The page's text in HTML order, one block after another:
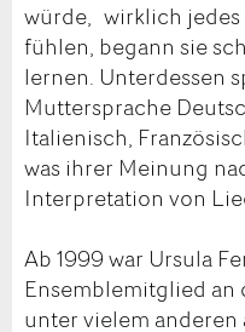
würde, wirklich jedes
fühlen, begann sie
lernen. Unterdessen
Muttersprache
Italienisch,
was ihrer Meinung
Interpretation von
Ab 1999 war Ursula
Ensemblemitglied an
unter vielem